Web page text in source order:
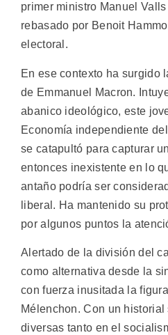
primer ministro Manuel
rebasado por Benoit
electoral.
En ese contexto ha surgido
de Emmanuel Macron.
abanico ideológico, este
Economía independiente
se catapultó para capturar
entonces inexistente en lo
antaño podría ser
liberal. Ha mantenido su
por algunos puntos la
Alertado de la división del
como alternativa desde la
con fuerza inusitada la
Mélenchon. Con un
diversas tanto en el